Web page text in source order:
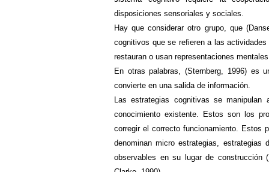
disposiciones sensoriales y sociales.
Hay que considerar otro grupo, que
cognitivos que se refieren a las
restauran o usan representaciones
En otras palabras, (Sternberg, 1996) es
convierte en una salida de información.
Las estrategias cognitivas se
conocimiento existente. Estos son los
corregir el correcto funcionamiento. Estos
denominan micro estrategias,
observables en su lugar de construcción